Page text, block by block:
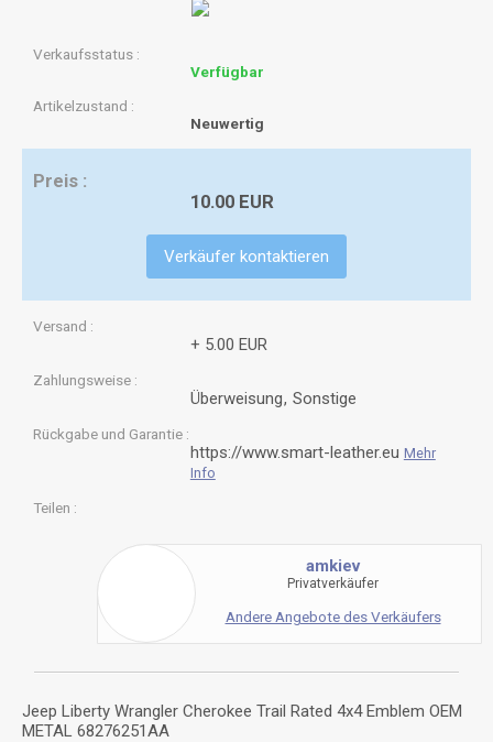
Verkaufsstatus
Verfügbar
Artikelzustand
Neuwertig
Preis
10.00 EUR
Verkäufer kontaktieren
Versand
+ 5.00 EUR
Zahlungsweise
Überweisung Sonstige
Rückgabe und Garantie
https://www.smart-leather.eu Mehr
Info
Teilen
amkiev
Privatverkäufer
Andere Angebote des Verkäufers
Jeep Liberty Wrangler Cherokee Trail Rated 4x4 Emblem OEM
METAL 68276251AA